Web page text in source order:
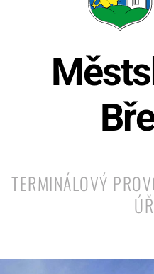
TERMINÁLOVÝ